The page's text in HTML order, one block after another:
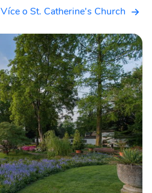
Více o St. Catherine's Church